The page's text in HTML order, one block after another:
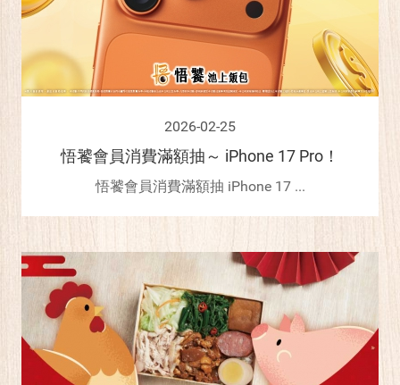
2026-02-25
悟饕會員消費滿額抽～ iPhone 17 Pro！
悟饕會員消費滿額抽 iPhone 17 ...